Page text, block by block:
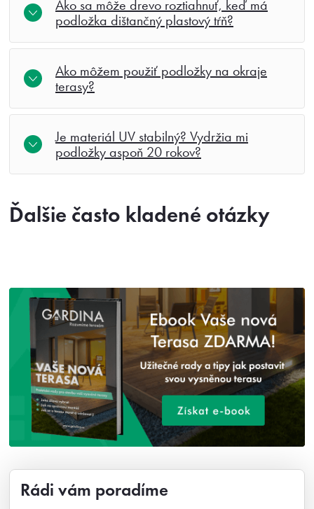
Ako sa môže drevo roztiahnuť, keď má
podložka dištančný plastový tŕň?
Ako môžem použiť podložky na okraje
terasy?
Je materiál UV stabilný? Vydržia mi
podložky aspoň 20 rokov?
Ďalšie často kladené otázky
Rádi vám poradíme